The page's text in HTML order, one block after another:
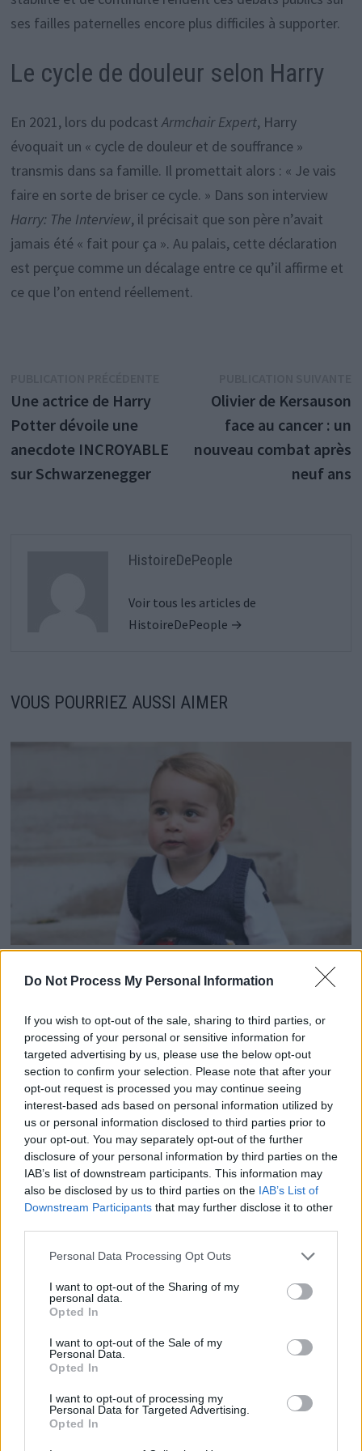
Do Not Process My Personal Information
If you wish to opt-out of the sale, sharing to third parties, or
processing of your personal or sensitive information for
targeted advertising by us, please use the below opt-out
section to confirm your selection. Please note that after your
opt-out request is processed you may continue seeing
interest-based ads based on personal information utilized by
us or personal information disclosed to third parties prior to
your opt-out. You may separately opt-out of the further
disclosure of your personal information by third parties on the
IAB’s list of downstream participants. This information may
also be disclosed by us to third parties on the IAB’s List of
Downstream Participants that may further disclose it to other
Personal Data Processing Opt Outs
I want to opt-out of the Sharing of my
personal data.
Opted In
I want to opt-out of the Sale of my
Personal Data.
Opted In
I want to opt-out of processing my
Personal Data for Targeted Advertising.
Opted In
ses failles paternelles encore plus difficiles à supporter.
Le cycle de douleur selon Harry
En 2021, lors du podcast Armchair Expert, Harry
évoquait un « cycle de douleur et de souffrance »
transmis dans sa famille. Il promettait alors : « Je vais
faire en sorte de briser ce cycle. » Dans son interview
Harry: The Interview, il précisait que son père n’avait
jamais été « fait pour ça ». Au palais, cette déclaration
est perçue comme un décalage entre ce qu’il affirme et
ce que l’on entend réellement.
de
l’article
précédente :
Une actrice de Harry
Potter dévoile une
anecdote INCROYABLE
sur Schwarzenegger
Olivier de Kersauson
face au cancer : un
nouveau combat après
neuf ans
HistoireDePeople
Voir tous les articles de
HistoireDePeople →
VOUS POURRIEZ AUSSI AIMER
Kate Middleton et William font une grande annonce :
George, Charlotte et Louis n’y sont pas pour rien
22 septembre 2025
La reine Camilla gravement malade : elle se retire de
ses engagements royaux